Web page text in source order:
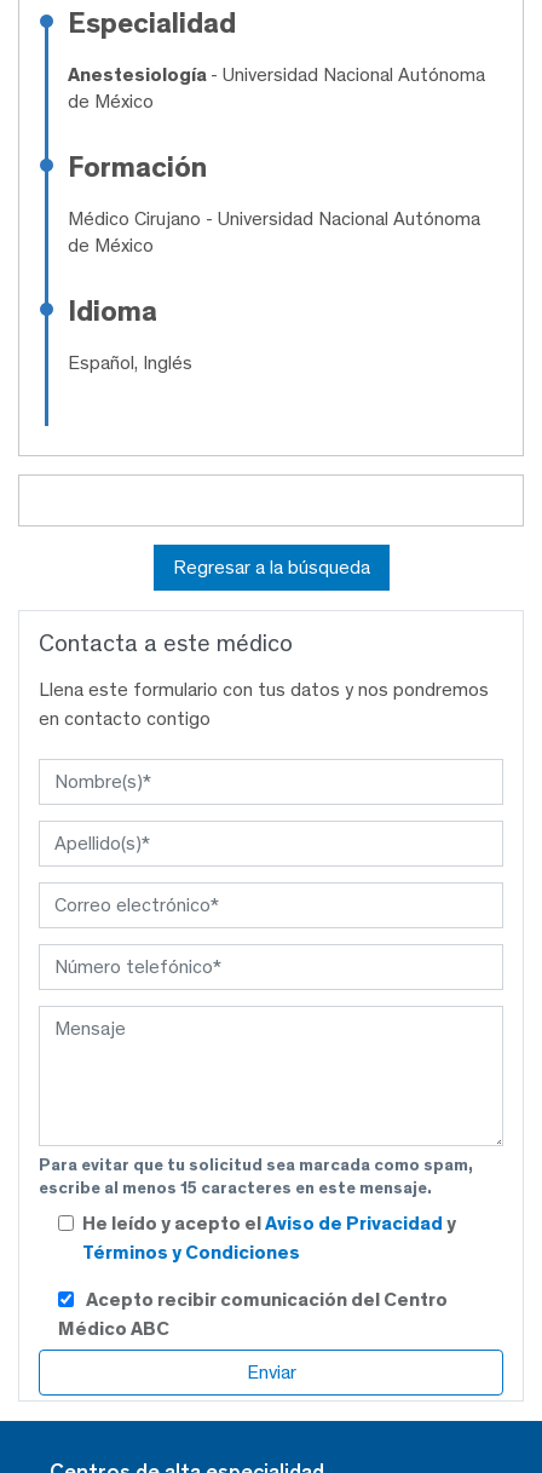
Especialidad
Anestesiología - Universidad Nacional Autónoma
de México
Formación
Médico Cirujano - Universidad Nacional Autónoma
de México
Idioma
Español, Inglés
Regresar a la búsqueda
Contacta a este médico
Llena este formulario con tus datos y nos pondremos
en contacto contigo
Para evitar que tu solicitud sea marcada como spam,
escribe al menos 15 caracteres en este mensaje.
He leído y acepto elAviso de Privacidad y
Términos y Condiciones
Acepto recibir comunicación del Centro
Médico ABC